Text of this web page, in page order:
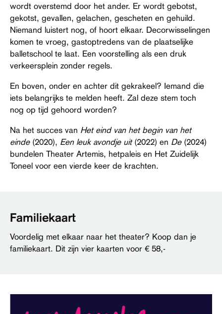
wordt overstemd door het ander. Er wordt gebotst,
gekotst, gevallen, gelachen, gescheten en gehuild.
Niemand luistert nog, of hoort elkaar. Decorwisselingen
komen te vroeg, gastoptredens van de plaatselijke
balletschool te laat. Een voorstelling als een druk
verkeersplein zonder regels.
En boven, onder en achter dit gekrakeel? Iemand die
iets belangrijks te melden heeft. Zal deze stem toch
nog op tijd gehoord worden?
Na het succes van Het eind van het begin van het
einde (2020), Een leuk avondje uit(2022) en De(2024)
bundelen Theater Artemis, hetpaleis en Het Zuidelijk
Toneel voor een vierde keer de krachten.
Familiekaart
Voordelig met elkaar naar het theater? Koop dan je
familiekaart. Dit zijn vier kaarten voor € 58,-